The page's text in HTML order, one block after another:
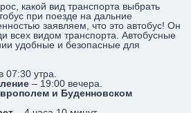
какой вид транспорта выбрать
при поезде на дальние
заявляем, что это автобус! Он
всех видом транспорта. Автобусные
удобные и безопасные для
07:30 утра.
– 19:00 вечера.
и Буденновском